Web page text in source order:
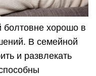
болтовне хорошо в
В семейной
и развлекать